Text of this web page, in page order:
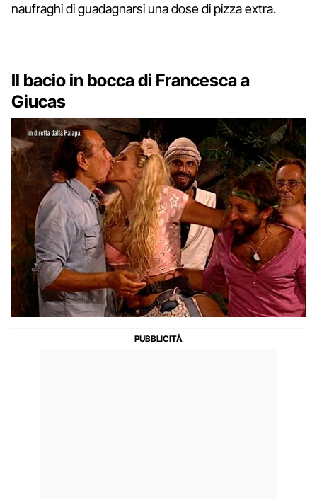
naufraghi di guadagnarsi una dose di pizza extra.
Il bacio in bocca di Francesca a
Giucas